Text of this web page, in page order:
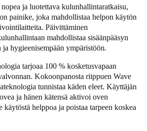
ja luotettava kulunhallintaratkaisu,
painike, joka mahdollistaa helpon käytön
Päivittäminen
mahdollistaa sisäänpääsyn
ja hygieenisempään ympäristöön.
tarjoaa 100 % kosketusvapaan
Kokoonpanosta riippuen Wave
tunnistaa käden eleet. Käyttäjän
ja hänen kätensä aktivoi oven
käytöstä helppoa ja poistaa tarpeen koskea